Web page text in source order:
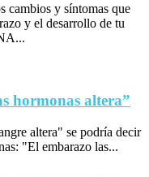
cambios y síntomas que
y el desarrollo de tu
hormonas altera”
altera" se podría decir
"El embarazo las...